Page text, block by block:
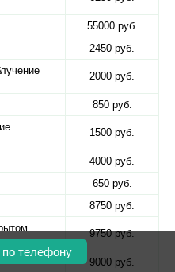
55000 руб.
2450 руб.
2000 руб.
850 руб.
1500 руб.
4000 руб.
650 руб.
8750 руб.
9750 руб.
9000 руб.
по телефону